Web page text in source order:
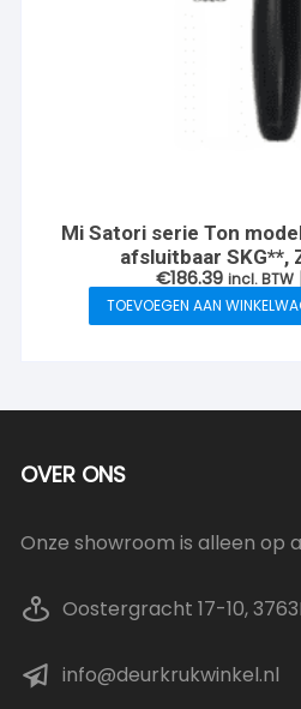
Mi Satori serie Ton
afsluitbaar SKG**,
€186.39 incl. BTW
TOEVOEGEN AAN
OVER ONS
Onze showroom is alleen op
Oostergracht 17-10,
info@deurkrukwinkel.nl